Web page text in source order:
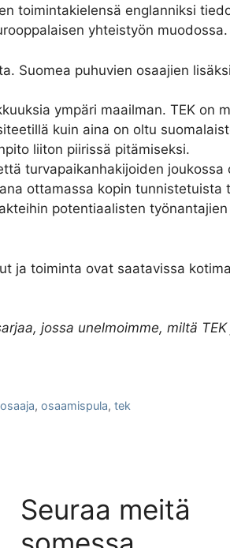
toimintakielensä englanniksi
yhteistyön muodossa.
Suomea puhuvien osaajien
ympäri maailman. TEK on
kuin aina on oltu
liiton piirissä pitämiseksi.
turvapaikanhakijoiden
ottamassa kopin
potentiaalisten
ja toiminta ovat saatavissa
jossa unelmoimme, miltä
osaaja,osaamispula,tek
Seuraa meitä